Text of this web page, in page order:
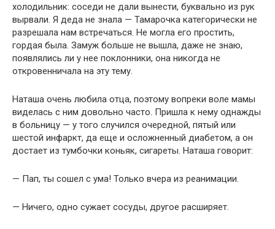
холодильник: соседи не дали вынести, буквально из рук
вырвали. Я деда не знала — Тамарочка категорически не
разрешала нам встречаться. Не могла его простить,
гордая была. Замуж больше не вышла, даже не знаю,
появлялись ли у нее поклонники, она никогда не
откровенничала на эту тему.
Наташа очень любила отца, поэтому вопреки воле мамы
виделась с ним довольно часто. Пришла к нему однажды
в больницу — у того случился очередной, пятый или
шестой инфаркт, да еще и осложненный диабетом, а он
достает из тумбочки коньяк, сигареты. Наташа говорит:
— Пап, ты сошел с ума! Только вчера из реанимации.
— Ничего, одно сужает сосуды, другое расширяет.